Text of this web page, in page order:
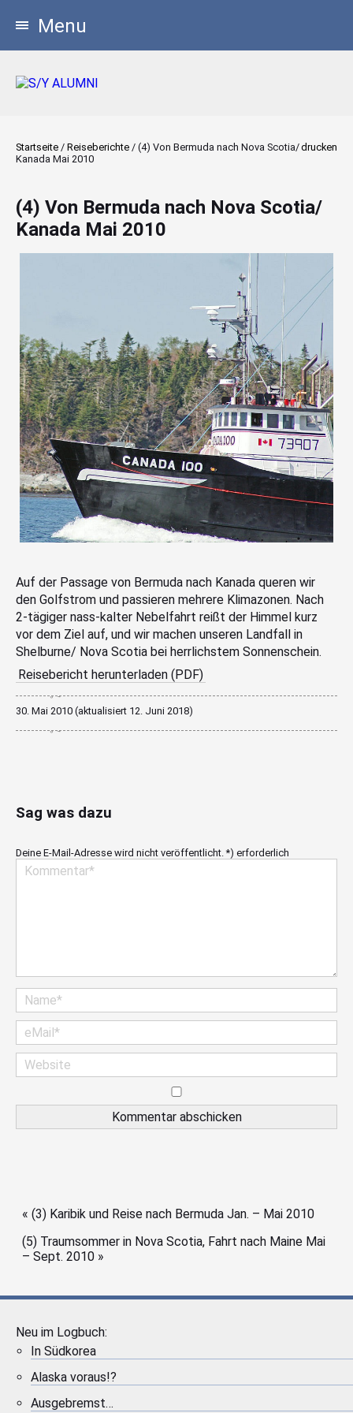
Menu
drucken
Startseite / Reiseberichte / (4) Von Bermuda nach Nova Scotia/
Kanada Mai 2010
(4) Von Bermuda nach Nova Scotia/
Kanada Mai 2010
Auf der Passage von Bermuda nach Kanada queren wir
den Golfstrom und passieren mehrere Klimazonen. Nach
2-tägiger nass-kalter Nebelfahrt reißt der Himmel kurz
vor dem Ziel auf, und wir machen unseren Landfall in
Shelburne/ Nova Scotia bei herrlichstem Sonnenschein.
Reisebericht herunterladen (PDF)
30. Mai 2010 (aktualisiert 12. Juni 2018)
Sag was dazu
Deine E-Mail-Adresse wird nicht veröffentlicht. *) erforderlich
Beitrags-Navigation
« (3) Karibik und Reise nach Bermuda Jan. – Mai 2010
(5) Traumsommer in Nova Scotia, Fahrt nach Maine Mai
– Sept. 2010 »
Neu im Logbuch:
In Südkorea
Alaska voraus!?
Ausgebremst…